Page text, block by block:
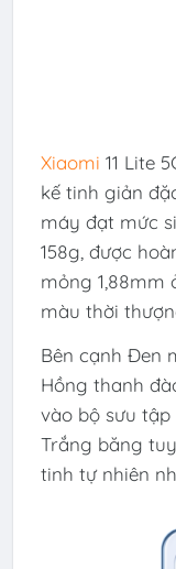
Xiaomi 11 Lite
kế tinh giản
máy đạt mức
158g, được
mỏng 1,88mm
màu thời
Bên cạnh Đen
Hồng thanh
vào bộ sưu
Trắng băng
tinh tự nhiên